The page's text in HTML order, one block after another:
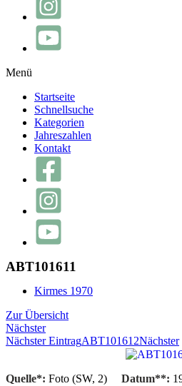
Menü
Startseite
Schnellsuche
Kategorien
Jahreszahlen
Kontakt
ABT101611
Kirmes 1970
Zur Übersicht
Nächster
Nächster EintragABT101612Nächster
Quelle*: Foto (SW, 2) Datum**: